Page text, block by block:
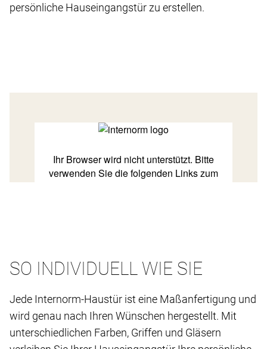
persönliche Hauseingangstür zu erstellen.
SO INDIVIDUELL WIE SIE
Jede Internorm-Haustür ist eine Maßanfertigung und
wird genau nach Ihren Wünschen hergestellt. Mit
unterschiedlichen Farben, Griffen und Gläsern